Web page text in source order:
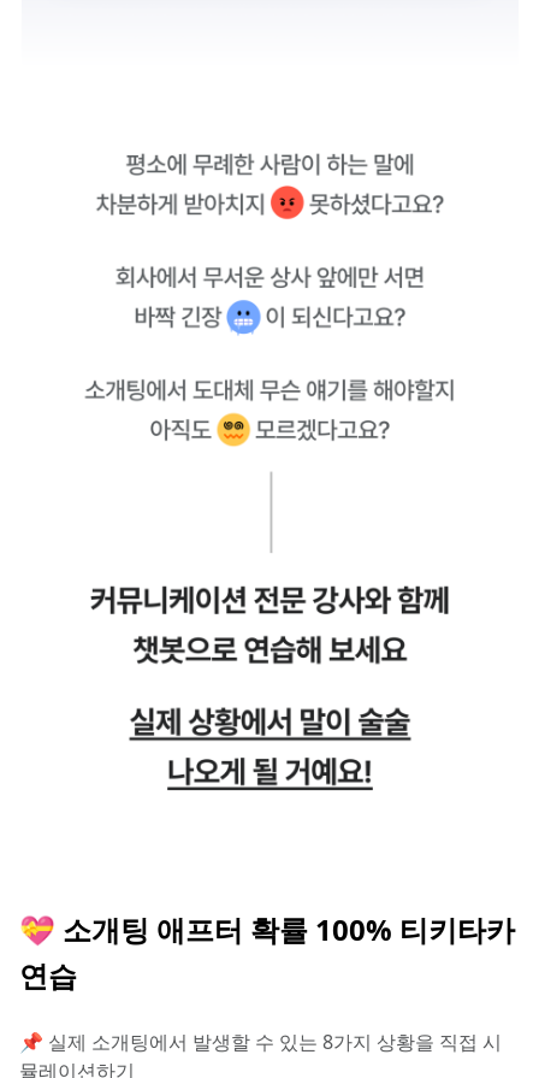
💝 소개팅 애프터 확률 100% 티키타카
연습
📌 실제 소개팅에서 발생할 수 있는 8가지 상황을 직접 시
뮬레이션하기